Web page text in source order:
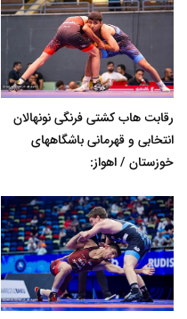
رقابت هاب کشتی فرنگی نونهالان
انتخابی و قهرمانی باشگاههای
خوزستان / اهواز: